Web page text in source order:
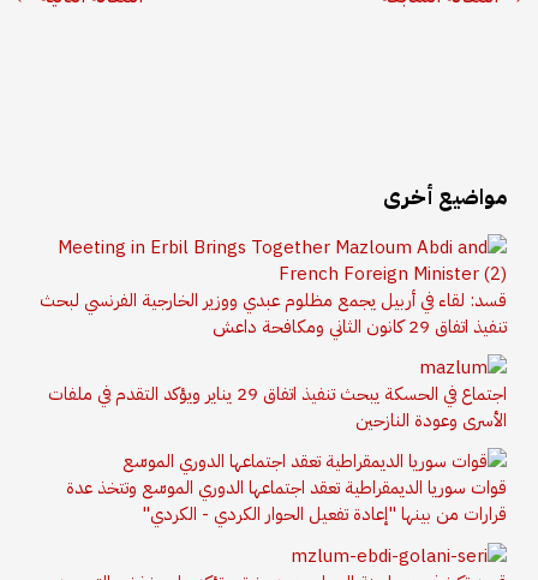
مواضيع أخرى
قسد: لقاء في أربيل يجمع مظلوم عبدي ووزير الخارجية الفرنسي لبحث
تنفيذ اتفاق 29 كانون الثاني ومكافحة داعش
اجتماع في الحسكة يبحث تنفيذ اتفاق 29 يناير ويؤكد التقدم في ملفات
الأسرى وعودة النازحين
قوات سوريا الديمقراطية تعقد اجتماعها الدوري الموسّع وتتخذ عدة
قرارات من بينها "إعادة تفعيل الحوار الكردي - الكردي"